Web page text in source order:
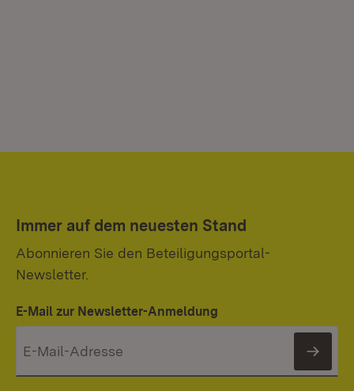
Immer auf dem neuesten Stand
Abonnieren Sie den Beteiligungsportal-
Newsletter.
E-Mail zur Newsletter-Anmeldung